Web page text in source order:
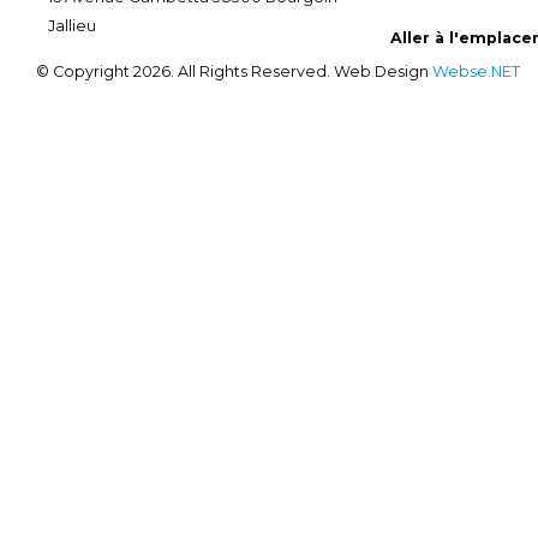
Jallieu
Aller à
© Copyright 2026. All Rights Reserved. Web Design Webse.NET